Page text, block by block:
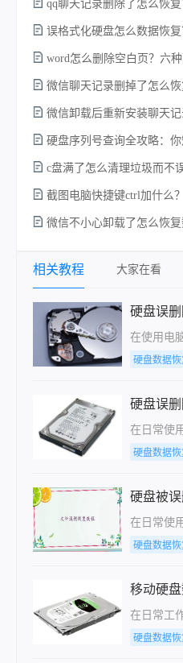
误格式化硬盘怎么数据恢复
微信聊天记录删掉了怎么恢
硬盘序列号查询全攻略：
截图电脑快捷键ctrl加什么
微信不小心卸载了怎么恢复
相关教程 大家在看
硬盘误
在使用电
硬盘数据
硬盘误
在日常使
硬盘数据
硬盘被
在日常使
硬盘数据
移动硬
在日常工
硬盘数据